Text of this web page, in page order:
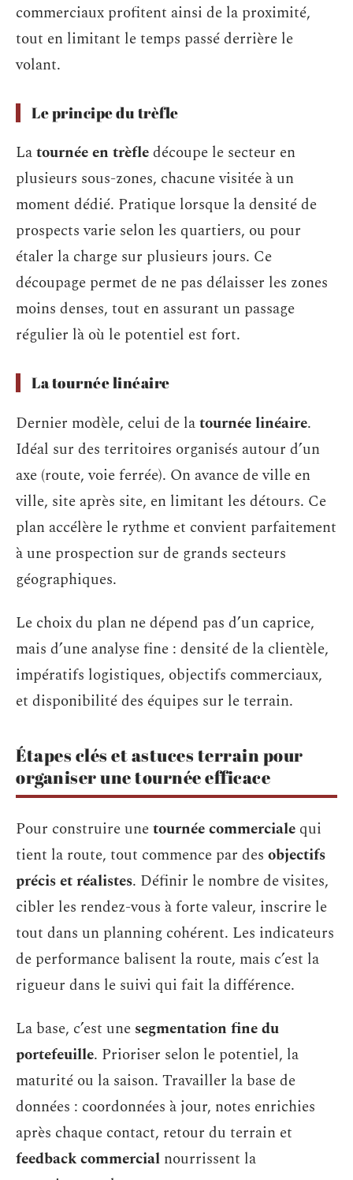
commerciaux profitent ainsi de la proximité,
tout en limitant le temps passé derrière le
volant.
Le principe du trèfle
Latournée en trèfledécoupe le secteur en
plusieurs sous-zones, chacune visitée à un
moment dédié. Pratique lorsque la densité de
prospects varie selon les quartiers, ou pour
étaler la charge sur plusieurs jours. Ce
découpage permet de ne pas délaisser les zones
moins denses, tout en assurant un passage
régulier là où le potentiel est fort.
La tournée linéaire
Dernier modèle, celui de latournée linéaire.
Idéal sur des territoires organisés autour d’un
axe (route, voie ferrée). On avance de ville en
ville, site après site, en limitant les détours. Ce
plan accélère le rythme et convient parfaitement
à une prospection sur de grands secteurs
géographiques.
Le choix du plan ne dépend pas d’un caprice,
mais d’une analyse fine : densité de la clientèle,
impératifs logistiques, objectifs commerciaux,
et disponibilité des équipes sur le terrain.
Étapes clés et astuces terrain pour
organiser une tournée efficace
Pour construire unetournée commerciale qui
tient la route, tout commence par des objectifs
précis et réalistes. Définir le nombre de visites,
cibler les rendez-vous à forte valeur, inscrire le
tout dans un planning cohérent. Les indicateurs
de performance balisent la route, mais c’est la
rigueur dans le suivi qui fait la différence.
La base, c’est une segmentation fine du
portefeuille. Prioriser selon le potentiel, la
maturité ou la saison. Travailler la base de
données : coordonnées à jour, notes enrichies
après chaque contact, retour du terrain et
feedback commercial nourrissent la